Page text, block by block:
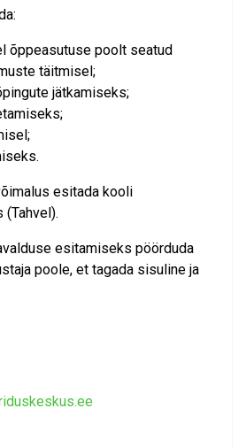
õppeasutuse poolt seatud
täitmisel;
jätkamiseks;
esitada kooli
esitamiseks pöörduda
poole, et tagada sisuline ja